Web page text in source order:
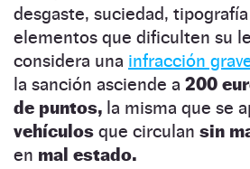
desgaste, suciedad,
elementos que dificulten su
considera una infracción
la sanción asciende a 200
de puntos, la misma que se
vehículos que circulan sin
en mal estado.